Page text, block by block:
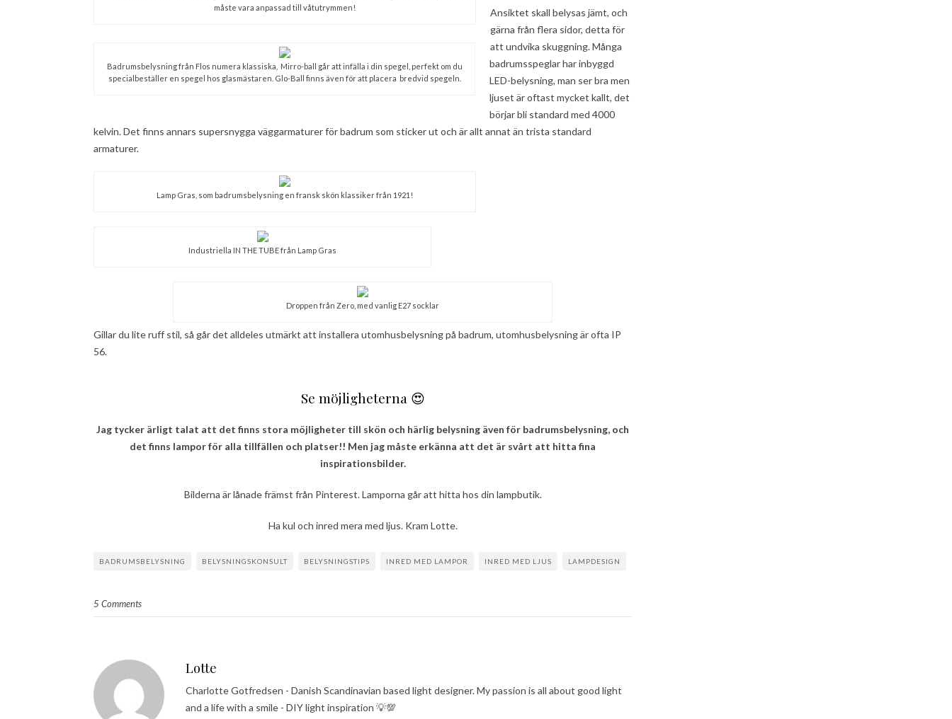
måste vara anpassad till våtutrymmen!
Badrumsbelysning från Flos numera klassiska, Mirro-ball går att infälla i din spegel, perfekt om du
specialbeställer en spegel hos glasmästaren. Glo-Ball finns även för att placera bredvid spegeln.
Ansiktet skall belysas jämt, och
gärna från flera sidor, detta för
att undvika skuggning. Många
badrumsspeglar har inbyggd
LED-belysning, man ser bra men
ljuset är oftast mycket kallt, det
börjar bli standard med 4000
kelvin. Det finns annars supersnygga väggarmaturer för badrum som sticker ut och är allt annat än trista standard
armaturer.
Lamp Gras, som badrumsbelysning en fransk skön klassiker från 1921!
Industriella IN THE TUBE från Lamp Gras
Droppen från Zero, med vanlig E27 socklar
Gillar du lite ruff stil, så går det alldeles utmärkt att installera utomhusbelysning på badrum, utomhusbelysning är ofta IP
56.
Se möjligheterna 😍
Jag tycker ärligt talat att det finns stora möjligheter till skön och härlig belysning även för badrumsbelysning, och
det finns lampor för alla tillfällen och platser!! Men jag måste erkänna att det är svårt att hitta fina
inspirationsbilder.
Bilderna är lånade främst från Pinterest. Lamporna går att hitta hos din lampbutik.
Ha kul och inred mera med ljus. Kram Lotte.
BADRUMSBELYSNING BELYSNINGSKONSULT BELYSNINGSTIPS INRED MED LAMPOR INRED MED LJUS LAMPDESIGN
5 Comments
Lotte
Charlotte Gotfredsen - Danish Scandinavian based light designer. My passion is all about good light
and a life with a smile - DIY light inspiration 💡💯